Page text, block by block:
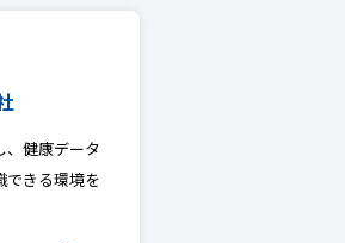
、健康データ
できる環境を